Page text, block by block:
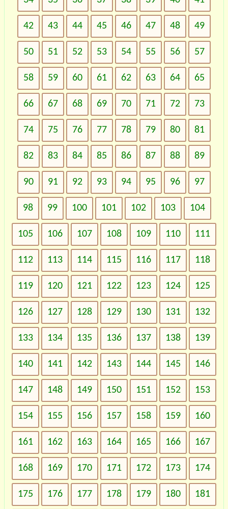
42 43 44 45 46 47 48 49
50 51 52 53 54 55 56 57
58 59 60 61 62 63 64 65
66 67 68 69 70 71 72 73
74 75 76 77 78 79 80 81
82 83 84 85 86 87 88 89
90 91 92 93 94 95 96 97
98 99 100 101 102 103 104
105 106 107 108 109 110 111
112 113 114 115 116 117 118
119 120 121 122 123 124 125
126 127 128 129 130 131 132
133 134 135 136 137 138 139
140 141 142 143 144 145 146
147 148 149 150 151 152 153
154 155 156 157 158 159 160
161 162 163 164 165 166 167
168 169 170 171 172 173 174
175 176 177 178 179 180 181